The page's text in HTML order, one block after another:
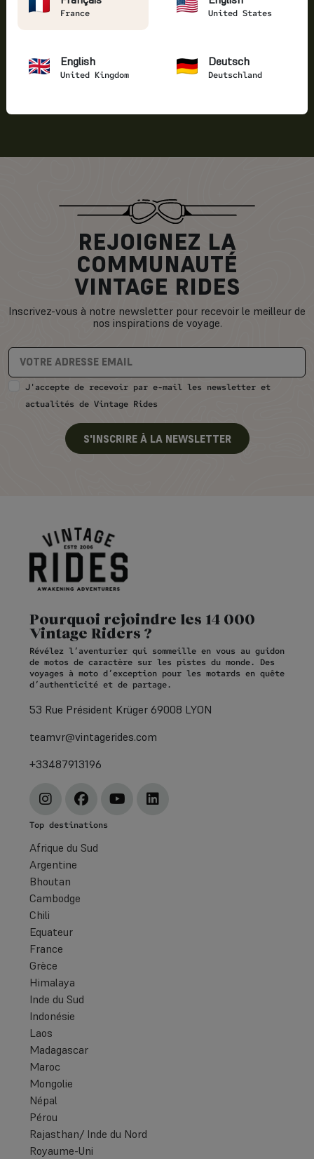
avec une assistance
24/24h et 7/7j.
irréprochables avec des
partenaires locaux
engagés dans une charte
REJOIGNEZ LA
COMMUNAUTÉ
VINTAGE RIDES
Inscrivez-vous à notre newsletter pour recevoir le meilleur de
nos inspirations de voyage.
J'accepte de recevoir par e-mail les newsletter et
actualités de Vintage Rides
S'INSCRIRE À LA NEWSLETTER
Pourquoi rejoindre les 14 000
Vintage Riders ?
Révélez l’aventurier qui sommeille en vous au guidon
de motos de caractère sur les pistes du monde. Des
voyages à moto d’exception pour les motards en quête
d’authenticité et de partage.
53 Rue Président Krüger 69008 LYON
teamvr@vintagerides.com
+33487913196
Top destinations
Afrique du Sud
Argentine
Bhoutan
Cambodge
Chili
Equateur
France
Grèce
Himalaya
Inde du Sud
Indonésie
Laos
Madagascar
Maroc
Mongolie
Népal
Pérou
Rajasthan/ Inde du Nord
Royaume-Uni
France United States
English
United Kingdom
Deutsch
Deutschland